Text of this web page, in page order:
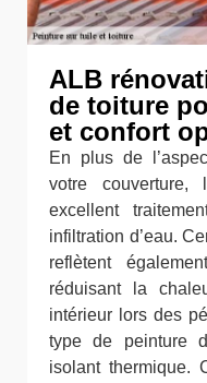
ALB
de toiture
et confort
En plus de
votre
excellent
infiltration d’eau.
reflètent
réduisant la
intérieur lors des
type de peinture
isolant thermique.